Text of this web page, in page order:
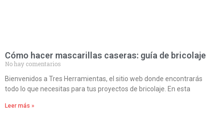
Cómo hacer mascarillas caseras: guía de bricolaje
No hay comentarios
Bienvenidos a Tres Herramientas, el sitio web donde encontrarás
todo lo que necesitas para tus proyectos de bricolaje. En esta
Leer más »